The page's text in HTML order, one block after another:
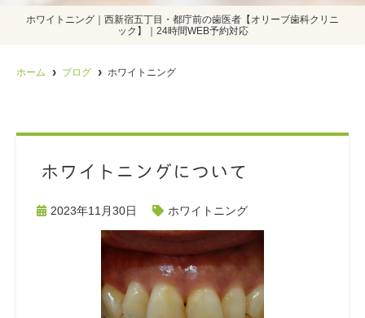
ホワイトニング｜西新宿五丁目・都庁前の歯医者【オリーブ歯科クリニ
ック】｜24時間WEB予約対応
ホーム ブログ ホワイトニング
ホワイトニングについて
2023年11月30日 ホワイトニング